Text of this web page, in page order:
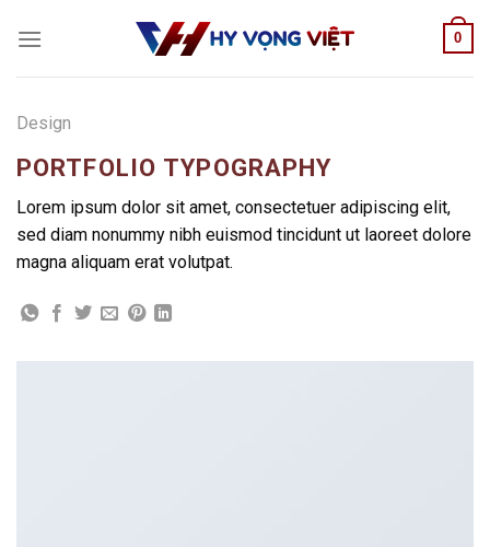
0
Design
PORTFOLIO TYPOGRAPHY
Lorem ipsum dolor sit amet, consectetuer adipiscing elit,
sed diam nonummy nibh euismod tincidunt ut laoreet dolore
magna aliquam erat volutpat.